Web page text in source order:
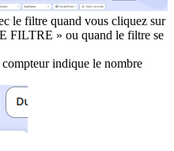
le filtre quand vous cliquez sur
FILTRE » ou quand le filtre se
indique le nombre